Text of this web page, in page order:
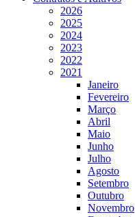
2026
2025
2024
2023
2022
2021
Janeiro
Fevereiro
Março
Abril
Maio
Junho
Julho
Agosto
Setembro
Outubro
Novembro